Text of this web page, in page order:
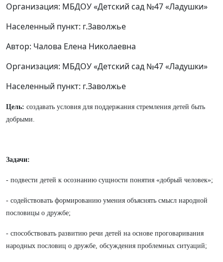
Организация: МБДОУ «Детский сад №47 «Ладушки»
Населенный пункт: г.Заволжье
Автор: Чалова Елена Николаевна
Организация: МБДОУ «Детский сад №47 «Ладушки»
Населенный пункт: г.Заволжье
Цель: создавать условия для поддержания стремления детей быть
добрыми.
Задачи:
- подвести детей к осознанию сущности понятия «добрый человек»;
- содействовать формированию умения объяснять смысл народной
пословицы о дружбе;
- способствовать развитию речи детей на основе проговаривания
народных пословиц о дружбе, обсуждения проблемных ситуаций;